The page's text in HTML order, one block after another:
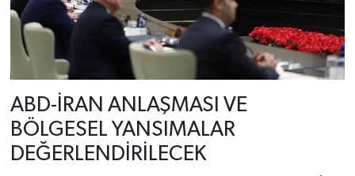
ABD-İRAN ANLAŞMASI VE
BÖLGESEL YANSIMALAR
DEĞERLENDİRİLECEK